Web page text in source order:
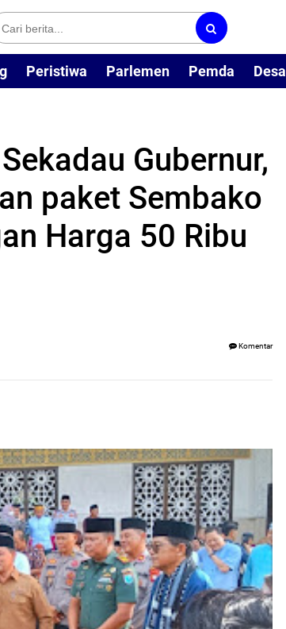
Peristiwa Parlemen Pemda Desa
Gubernur,
paket Sembako
Harga 50 Ribu
Komentar